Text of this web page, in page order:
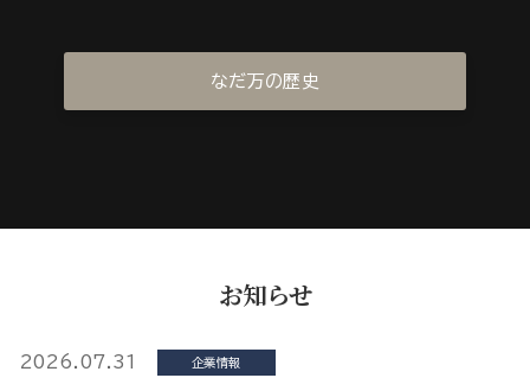
なだ万の歴史
お知らせ
2026.07.31 企業情報